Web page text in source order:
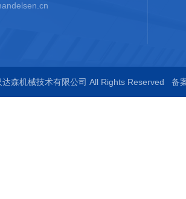
森机械技术有限公司 All Rights Reserved 备